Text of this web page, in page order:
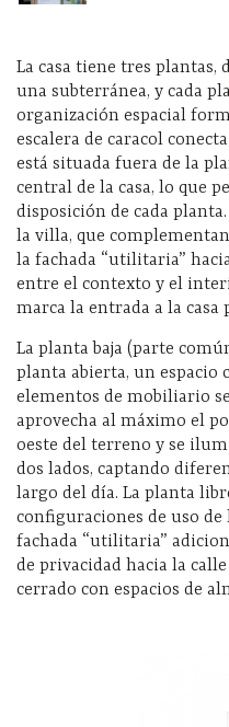
La casa tiene tres plantas,
una subterránea, y cada
organización espacial
escalera de caracol
está situada fuera de la
central de la casa, lo que
disposición de cada
la villa, que
la fachada “utilitaria”
entre el contexto y el
marca la entrada a la casa
La planta baja (parte
planta abierta, un espacio
elementos de mobiliario
aprovecha al máximo el
oeste del terreno y se
dos lados, captando
largo del día. La planta
configuraciones de uso de
fachada “utilitaria”
de privacidad hacia la
cerrado con espacios de